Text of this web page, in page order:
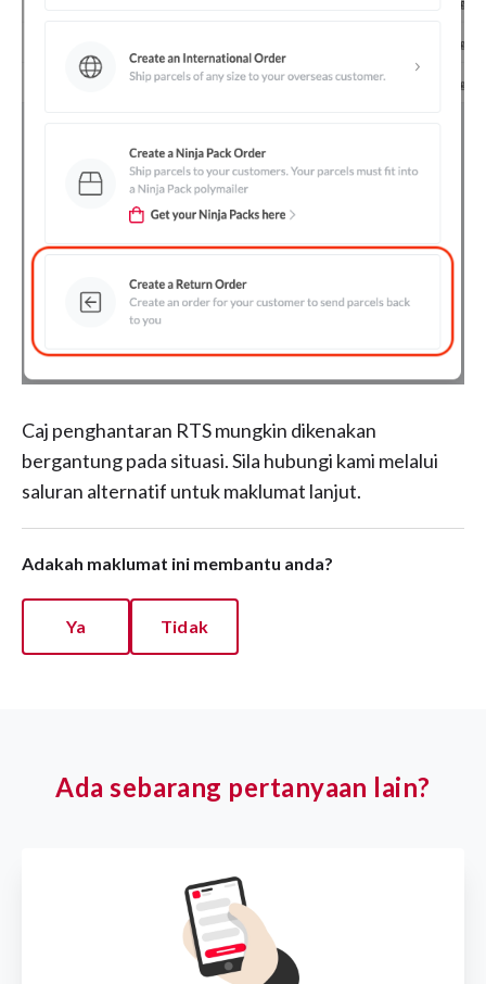
Caj penghantaran RTS mungkin dikenakan
bergantung pada situasi. Sila hubungi kami melalui
saluran alternatif untuk maklumat lanjut.
Adakah maklumat ini membantu anda?
Ya Tidak
Ada sebarang pertanyaan lain?